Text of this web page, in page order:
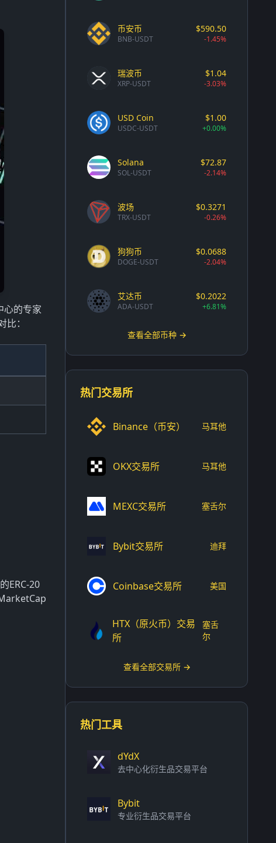
心的专家
：
ERC-20
币安币
BNB-USDT
$590.50
-1.45%
瑞波币
XRP-USDT
$1.04
-3.03%
USD Coin
USDC-USDT
$1.00
+0.00%
Solana
SOL-USDT
$72.87
-2.14%
波场
TRX-USDT
$0.3271
-0.26%
狗狗币
DOGE-USDT
$0.0688
-2.04%
艾达币
ADA-USDT
$0.2022
+6.81%
查看全部币种 →
热门交易所
Binance（币安） 马耳他
OKX交易所 马耳他
MEXC交易所 塞舌尔
Bybit交易所 迪拜
Coinbase交易所 美国
HTX（原火币）交易
所
塞舌
尔
查看全部交易所 →
热门工具
dYdX
去中心化衍生品交易平台
Bybit
专业衍生品交易平台